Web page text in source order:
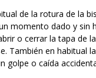
de la rotura de la
momento dado y sin
o cerrar la tapa de
También en habitual
golpe o caída